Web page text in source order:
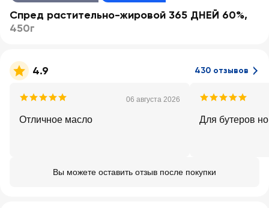
Спред растительно-жировой 365 ДНЕЙ 60%,
450г
4.9 430 отзывов
06 августа 2026
Отличное масло Для бутеров
Вы можете оставить отзыв после покупки